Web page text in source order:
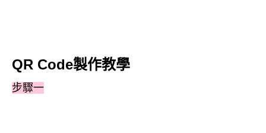
QR Code製作教學
步驟一